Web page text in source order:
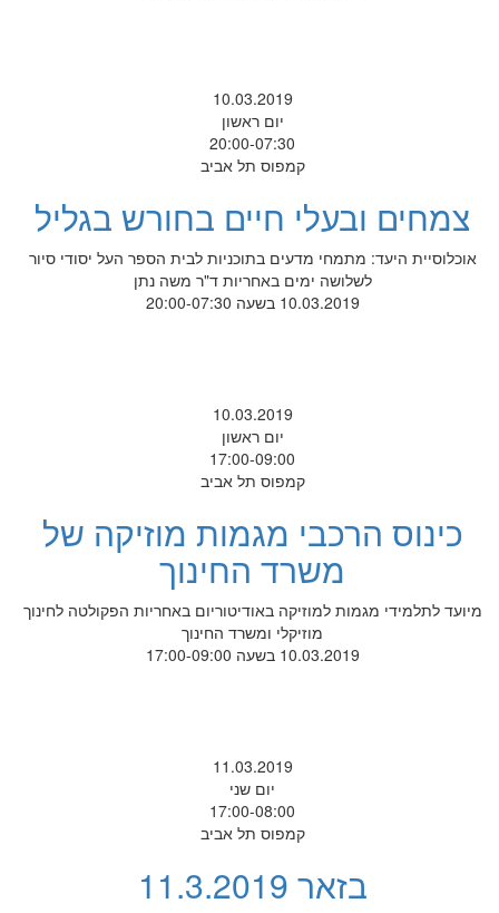
10.03.2019
יום ראשון
20:00-07:30
קמפוס תל אביב
צמחים ובעלי חיים בחורש בגליל
אוכלוסיית היעד: מתמחי מדעים בתוכניות לבית הספר העל יסודי סיור
לשלושה ימים באחריות ד"ר משה נתן
10.03.2019 בשעה 20:00-07:30
10.03.2019
יום ראשון
17:00-09:00
קמפוס תל אביב
כינוס הרכבי מגמות מוזיקה של
משרד החינוך
מיועד לתלמידי מגמות למוזיקה באודיטוריום באחריות הפקולטה לחינוך
מוזיקלי ומשרד החינוך
10.03.2019 בשעה 17:00-09:00
11.03.2019
יום שני
17:00-08:00
קמפוס תל אביב
בזאר 11.3.2019